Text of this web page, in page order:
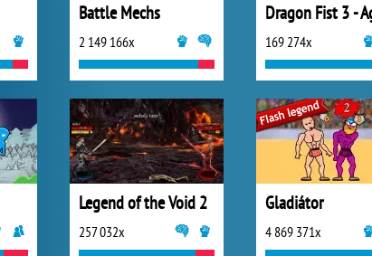
Battle Mechs
2 149 166x 169 274x
Legend of the Void 2
257 032x
Gladiátor
4 869 371x